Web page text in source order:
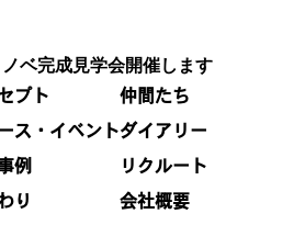
ベ完成見学会開催します
プト
ス・イベント
例
り
仲間たち
ダイアリー
リクルート
会社概要